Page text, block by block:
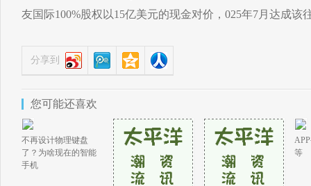
友国际100%股权以15亿美元的现金对价，025年7月达成该
分享到
您可能还喜欢
不再设计物理键盘
了？为啥现在的智能
手机
等